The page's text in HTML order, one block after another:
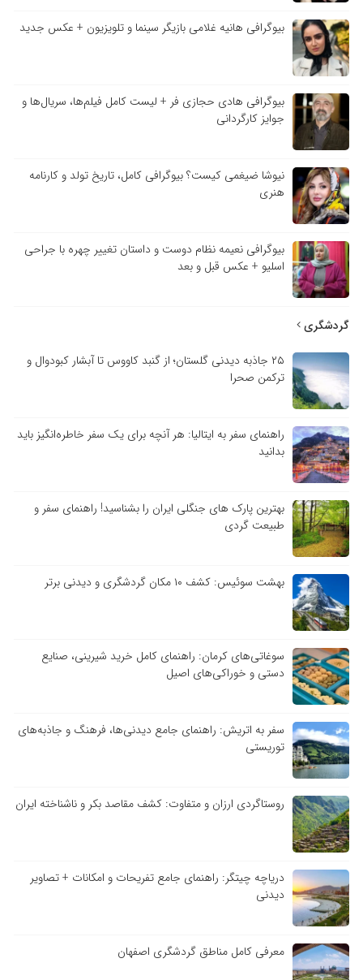
بیوگرافی هانیه غلامی بازیگر سینما و تلویزیون + عکس جدید
بیوگرافی هادی حجازی فر + لیست کامل فیلم‌ها، سریال‌ها و
جوایز کارگردانی
نیوشا ضیغمی کیست؟ بیوگرافی کامل، تاریخ تولد و کارنامه
هنری
بیوگرافی نعیمه نظام دوست و داستان تغییر چهره با جراحی
اسلیو + عکس قبل و بعد
گردشگری
۲۵ جاذبه دیدنی گلستان؛ از گنبد کاووس تا آبشار کبودوال و
ترکمن صحرا
راهنمای سفر به ایتالیا: هر آنچه برای یک سفر خاطره‌انگیز باید
بدانید
بهترین پارک های جنگلی ایران را بشناسید! راهنمای سفر و
طبیعت گردی
بهشت سوئیس: کشف ۱۰ مکان گردشگری و دیدنی برتر
سوغاتی‌های کرمان: راهنمای کامل خرید شیرینی، صنایع
دستی و خوراکی‌های اصیل
سفر به اتریش: راهنمای جامع دیدنی‌ها، فرهنگ و جاذبه‌های
توریستی
روستاگردی ارزان و متفاوت: کشف مقاصد بکر و ناشناخته ایران
دریاچه چیتگر: راهنمای جامع تفریحات و امکانات + تصاویر
دیدنی
معرفی کامل مناطق گردشگری اصفهان